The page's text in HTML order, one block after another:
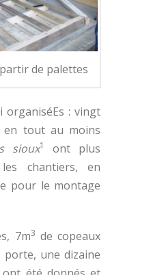
de palettes
organiséEs : vingt
en tout au moins
sioux1
ont plus
chantiers, en
pour le montage
7m3 de copeaux
une dizaine